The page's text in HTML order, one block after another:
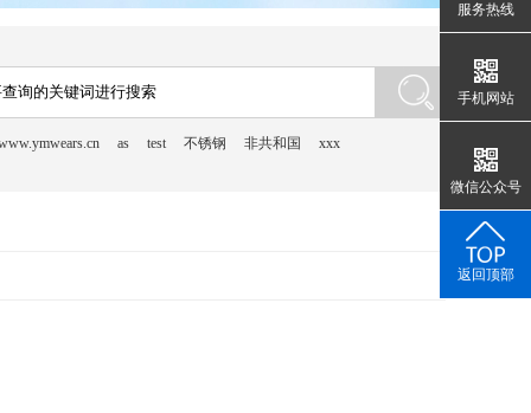
as test 不锈钢 非共和国 xxx
服务热线
手机网站
微信公众号
返回顶部